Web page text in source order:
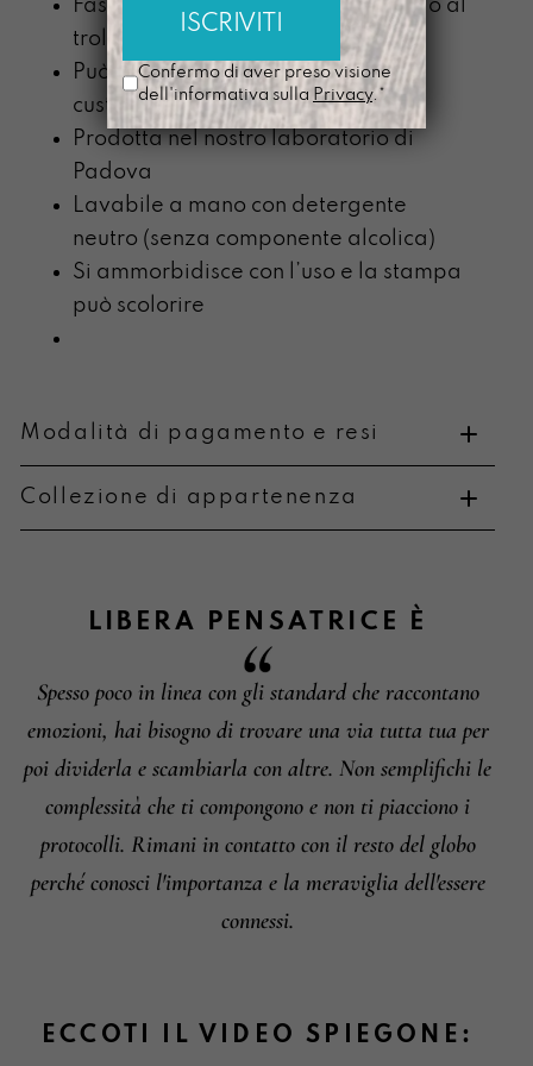
Fascia posteriore utile per aggancio al
trolley
Può contenere un pc fino a 15” con
custodia
Prodotta nel nostro laboratorio di
Padova
Lavabile a mano con detergente
neutro (senza componente alcolica)
Si ammorbidisce con l’uso e la stampa
può scolorire
Modalità di pagamento e resi
Informazioni su cambi e resi
Collezione di appartenenza
LIBERA PENSATRICE È
Spesso poco in linea con gli standard che raccontano
emozioni, hai bisogno di trovare una via tutta tua per
poi dividerla e scambiarla con altre. Non semplifichi le
complessità che ti compongono e non ti piacciono i
protocolli. Rimani in contatto con il resto del globo
perché conosci l'importanza e la meraviglia dell'essere
connessi.
ECCOTI IL VIDEO SPIEGONE:
Confermo di aver preso visione
dell'informativa sulla Privacy.*